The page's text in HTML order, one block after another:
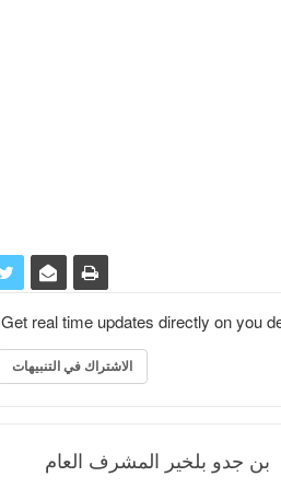
Get real time updates directly on you
الاشتراك في التنبيهات
بن جدو بلخير المشرف العام